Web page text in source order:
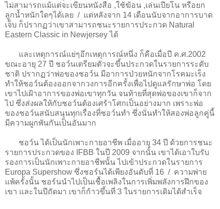
ไม่สามารถแม้แต่จะเขียนหนังสือ ,ใช้ฆ้อน ,เล่นเปียโน หรือยก
ลูกน้ำหนักใดๆได้เลย / แต่หลังจาก 14 เดือนนับจากอาการบาด
เจ็บ ก็ปรากฏว่าเขาสามารถชนะรายการประกวด Natural
Eastern Classic in Newjersey ได้
และเหตุการณ์แย่ๆอีกเหตุการณ์หนึ่ง ก็คือเมื่อปี ค.ศ.2002
ขณะอายุ 27 ปี ชอว์นเตรียมตัวจะขึ้นประกวดในรายการระดับ
ชาติ ปรากฏว่าพ่อของชอว์น มีอาการป่วยหนักจากโรคมะเร็ง
ทำให้ชอว์นต้องออกจากวงการอีกครั้งเพื่อไปดูแลรักษาพ่อ โดย
เขาไปเฝ้าอาการของพ่อเขาทุกวัน จนท้ายที่สุดพ่อของเขาก็จาก
ไป ซึ่งส่งผลให้กับชอว์นต้องเศร้าโศกเป็นอย่างมาก เพราะพ่อ
ของชอว์นสนับสนุนทุกเรื่องที่ชอว์นทำ ซึ่งนั่นทำให้สองพ่อลูกคู่นี้
มีความผูกพันกันเป็นอันมาก
ชอว์นได้เป็นนักเพาะกายอาชีพ เมื่ออายุ 34 ปี ด้วยการชนะ
รายการประกวดของ IFBB ในปี 2009 จากนั้น เขาได้เอาใบรับ
รองการเป็นนักเพาะกายอาชีพนั้น ไปเข้าประกวดในรายการ
Europa Supershow ซึ่งชอร์นได้เพียงอันดับที่ 16 / ความพ่าย
แพ้ครั้งนั้น ชอร์นนำไปเป็นเชื้อเพลิงในการเพิ่มพลังการฝึกของ
เขา และในปีถัดมา เขาก็ก้าวขึ้นที่ 3 ในรายการเดิมได้สำเร็จ